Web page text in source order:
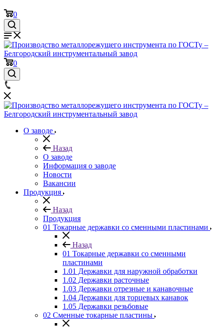
0
0
О заводе
Назад
О заводе
Информация о заводе
Новости
Вакансии
Продукция
Назад
Продукция
01 Токарные державки со сменными пластинами
Назад
01 Токарные державки со сменными
пластинами
1.01 Державки для наружной обработки
1.02 Державки расточные
1.03 Державки отрезные и канавочные
1.04 Державки для торцевых канавок
1.05 Державки резьбовые
02 Сменные токарные пластины